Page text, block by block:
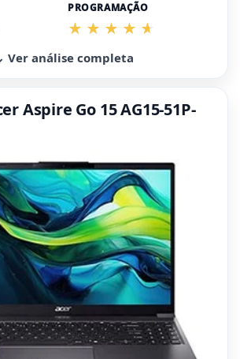
PROGRAMAÇÃO
Ver análise completa
Aspire Go 15 AG15-51P-